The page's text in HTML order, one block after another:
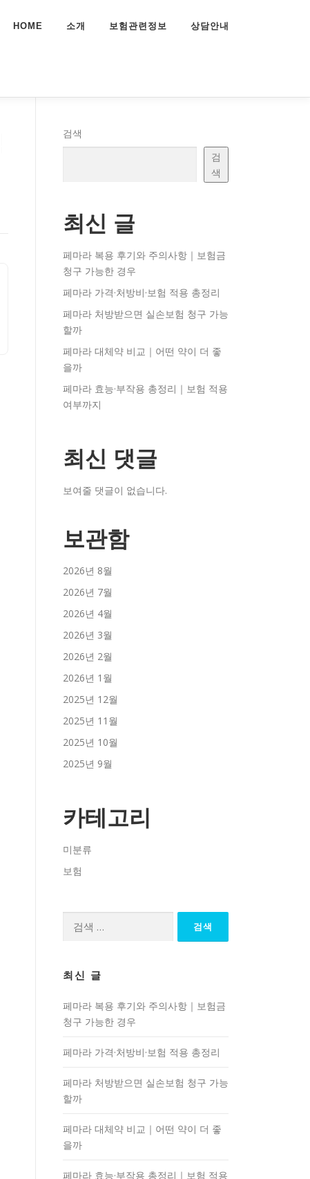
HOME 소개 보험관련정보 상담안내
검색
검
색
최신 글
페마라 복용 후기와 주의사항｜보험금
청구 가능한 경우
페마라 가격·처방비·보험 적용 총정리
페마라 처방받으면 실손보험 청구 가능
할까
페마라 대체약 비교｜어떤 약이 더 좋
을까
페마라 효능·부작용 총정리｜보험 적용
여부까지
최신 댓글
보여줄 댓글이 없습니다.
보관함
2026년 8월
2026년 7월
2026년 4월
2026년 3월
2026년 2월
2026년 1월
2025년 12월
2025년 11월
2025년 10월
2025년 9월
카테고리
미분류
보험
최신 글
페마라 복용 후기와 주의사항｜보험금
청구 가능한 경우
페마라 가격·처방비·보험 적용 총정리
페마라 처방받으면 실손보험 청구 가능
할까
페마라 대체약 비교｜어떤 약이 더 좋
을까
페마라 효능·부작용 총정리｜보험 적용